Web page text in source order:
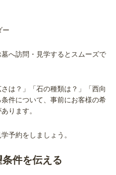
へ訪問・見学するとスムーズで
は？」「石の種類は？」「西向
件について、事前にお客様の希
ります。
予約をしましょう。
件を伝える